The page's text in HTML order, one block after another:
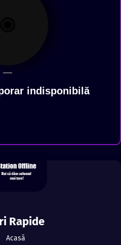
—
indisponibilă
Rapide
Acasă